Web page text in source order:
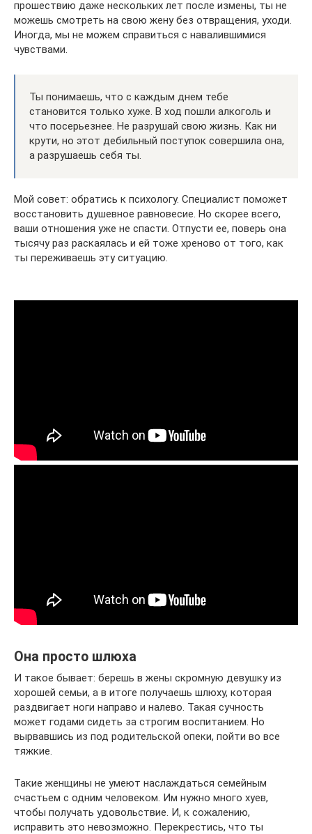
прошествию даже нескольких лет после измены, ты не
можешь смотреть на свою жену без отвращения, уходи.
Иногда, мы не можем справиться с навалившимися
чувствами.
Ты понимаешь, что с каждым днем тебе
становится только хуже. В ход пошли алкоголь и
что посерьезнее. Не разрушай свою жизнь. Как ни
крути, но этот дебильный поступок совершила она,
а разрушаешь себя ты.
Мой совет: обратись к психологу. Специалист поможет
восстановить душевное равновесие. Но скорее всего,
ваши отношения уже не спасти. Отпусти ее, поверь она
тысячу раз раскаялась и ей тоже хреново от того, как
ты переживаешь эту ситуацию.
Она просто шлюха
И такое бывает: берешь в жены скромную девушку из
хорошей семьи, а в итоге получаешь шлюху, которая
раздвигает ноги направо и налево. Такая сучность
может годами сидеть за строгим воспитанием. Но
вырвавшись из под родительской опеки, пойти во все
тяжкие.
Такие женщины не умеют наслаждаться семейным
счастьем с одним человеком. Им нужно много хуев,
чтобы получать удовольствие. И, к сожалению,
исправить это невозможно. Перекрестись, что ты